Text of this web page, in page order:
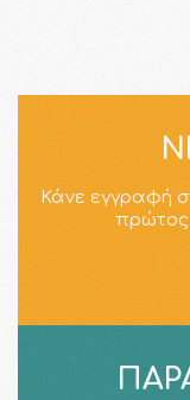
Κάνε εγγραφή
πρώτος